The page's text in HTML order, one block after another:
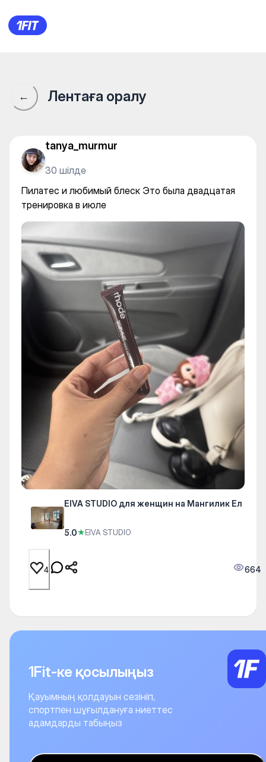
EIVA STUDIO для женщин
← Лентаға оралу
tanya_murmur
30 шілде
Пилатес и любимый блеск Это была двадцатая
тренировка в июле
EIVA STUDIO для женщин на Мангилик Ел
5.0★EIVA STUDIO
4 664
1Fit-ке қосылыңыз
Қауымның қолдауын сезініп,
спортпен шұғылдануға ниеттес
адамдарды табыңыз